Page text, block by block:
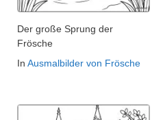
Der große Sprung der
Frösche
In Ausmalbilder von Frösche